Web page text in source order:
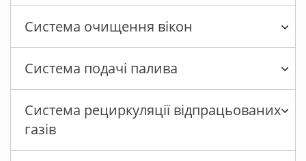
Система очищення вікон
Система подачі палива
Система рециркуляції відпрацьованих
газів